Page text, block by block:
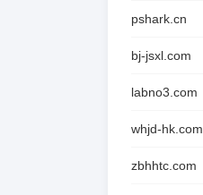
pshark.cn
bj-jsxl.com
labno3.com
whjd-hk.com
zbhhtc.com